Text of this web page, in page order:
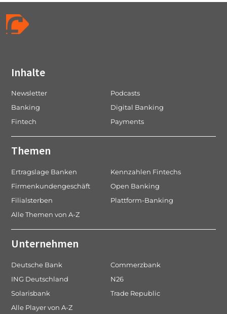
Inhalte
Newsletter
Podcasts
Banking
Digital Banking
Fintech
Payments
Themen
Ertragslage Banken
Kennzahlen Fintechs
Firmenkundengeschäft
Open Banking
Filialsterben
Plattform-Banking
Alle Themen von A-Z
Unternehmen
Deutsche Bank
Commerzbank
ING Deutschland
N26
Solarisbank
Trade Republic
Alle Player von A-Z